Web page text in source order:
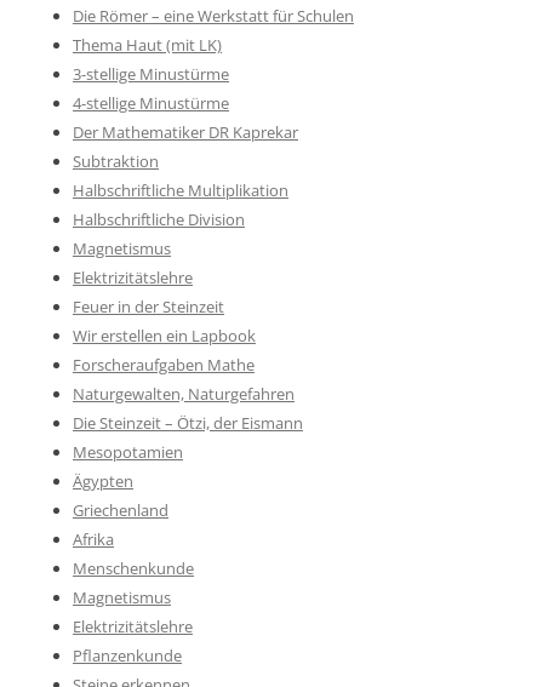
Die Römer – eine Werkstatt für Schulen
Thema Haut (mit LK)
3-stellige Minustürme
4-stellige Minustürme
Der Mathematiker DR Kaprekar
Subtraktion
Halbschriftliche Multiplikation
Halbschriftliche Division
Magnetismus
Elektrizitätslehre
Feuer in der Steinzeit
Wir erstellen ein Lapbook
Forscheraufgaben Mathe
Naturgewalten, Naturgefahren
Die Steinzeit – Ötzi, der Eismann
Mesopotamien
Ägypten
Griechenland
Afrika
Menschenkunde
Magnetismus
Elektrizitätslehre
Pflanzenkunde